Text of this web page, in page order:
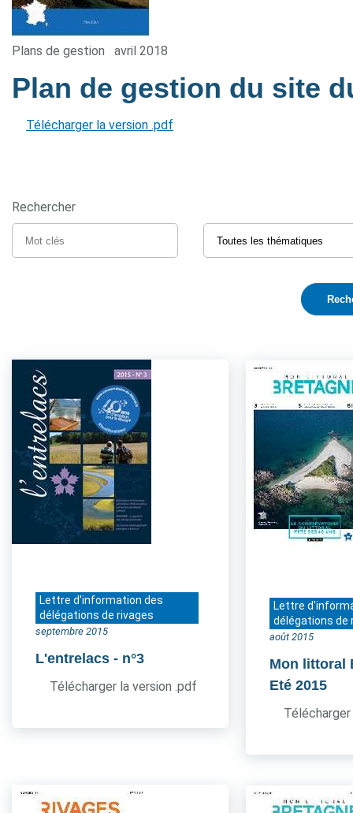
Plans de gestion avril 2018
Plan de gestion du site
Télécharger la version .pdf
Rechercher
Lettre d'information des
délégations de rivages
septembre 2015
L'entrelacs - n°3
Télécharger la version .pdf
Lettre
délégations de
août 2015
Mon littoral
Eté 2015